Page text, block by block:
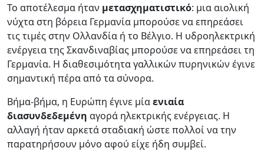
Το αποτέλεσμα ήταν μετασχηματιστικό: μια αιολική
νύχτα στη βόρεια Γερμανία μπορούσε να επηρεάσει
τις τιμές στην Ολλανδία ή το Βέλγιο. Η υδροηλεκτρική
ενέργεια της Σκανδιναβίας μπορούσε να επηρεάσει τη
Γερμανία. Η διαθεσιμότητα γαλλικών πυρηνικών έγινε
σημαντική πέρα από τα σύνορα.
Βήμα-βήμα, η Ευρώπη έγινε μίαενιαία
διασυνδεδεμένη αγορά ηλεκτρικής ενέργειας. Η
αλλαγή ήταν αρκετά σταδιακή ώστε πολλοί να την
παρατηρήσουν μόνο αφού είχε ήδη συμβεί.